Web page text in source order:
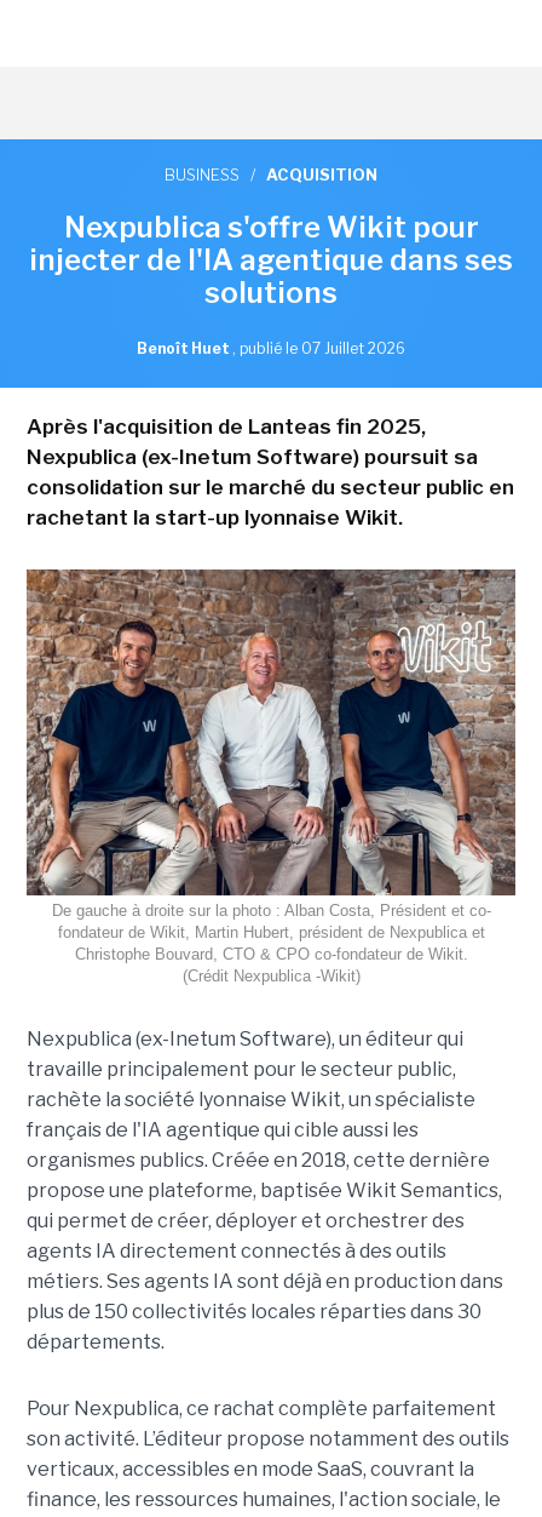
BUSINESS / ACQUISITION
Nexpublica s'offre Wikit pour
injecter de l'IA agentique dans ses
solutions
Benoît Huet , publié le 07 Juillet 2026
Après l'acquisition de Lanteas fin 2025,
Nexpublica (ex-Inetum Software) poursuit sa
consolidation sur le marché du secteur public en
rachetant la start-up lyonnaise Wikit.
De gauche à droite sur la photo : Alban Costa, Président et co-
fondateur de Wikit, Martin Hubert, président de Nexpublica et
Christophe Bouvard, CTO & CPO co-fondateur de Wikit.
(Crédit Nexpublica -Wikit)
Nexpublica (ex-Inetum Software), un éditeur qui
travaille principalement pour le secteur public,
rachète la société lyonnaise Wikit, un spécialiste
français de l'IA agentique qui cible aussi les
organismes publics. Créée en 2018, cette dernière
propose une plateforme, baptisée Wikit Semantics,
qui permet de créer, déployer et orchestrer des
agents IA directement connectés à des outils
métiers. Ses agents IA sont déjà en production dans
plus de 150 collectivités locales réparties dans 30
départements.
Pour Nexpublica, ce rachat complète parfaitement
son activité. L’éditeur propose notamment des outils
verticaux, accessibles en mode SaaS, couvrant la
finance, les ressources humaines, l'action sociale, le